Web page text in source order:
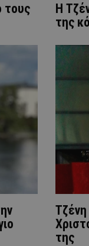
τους
Η
της
της